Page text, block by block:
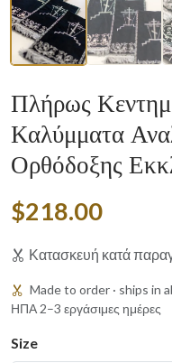
Πλήρως
Καλύμματα
Ορθόδοξης
$218.00
Κατασκευή κατά
Made to order · ships in
ΗΠΑ 2–3 εργάσιμες ημέρες
Size